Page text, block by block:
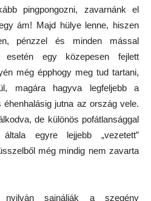
pingpongozni, zavarnánk el
ám! Majd hülye lenne, hiszen
pénzzel és minden mással
esetén egy közepesen fejlett
még épphogy meg tud tartani,
magára hagyva legfeljebb a
jutna az ország vele.
de különös pofátlansággal
egyre lejjebb „vezetett”
még mindig nem zavarta
sajnálják a szegény